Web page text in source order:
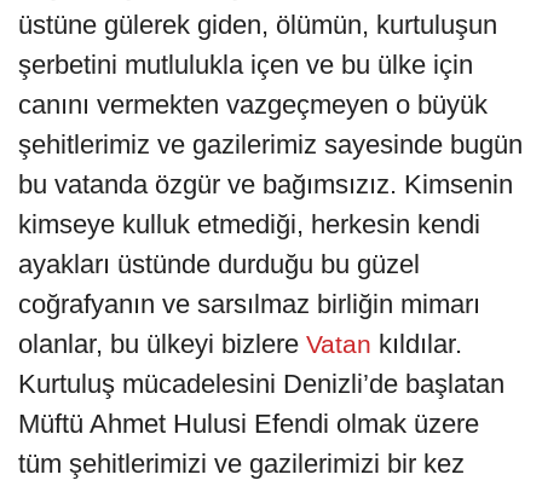
üstüne gülerek giden, ölümün, kurtuluşun
şerbetini mutlulukla içen ve bu ülke için
canını vermekten vazgeçmeyen o büyük
şehitlerimiz ve gazilerimiz sayesinde bugün
bu vatanda özgür ve bağımsızız. Kimsenin
kimseye kulluk etmediği, herkesin kendi
ayakları üstünde durduğu bu güzel
coğrafyanın ve sarsılmaz birliğin mimarı
olanlar, bu ülkeyi bizlere Vatan kıldılar.
Kurtuluş mücadelesini Denizli’de başlatan
Müftü Ahmet Hulusi Efendi olmak üzere
tüm şehitlerimizi ve gazilerimizi bir kez